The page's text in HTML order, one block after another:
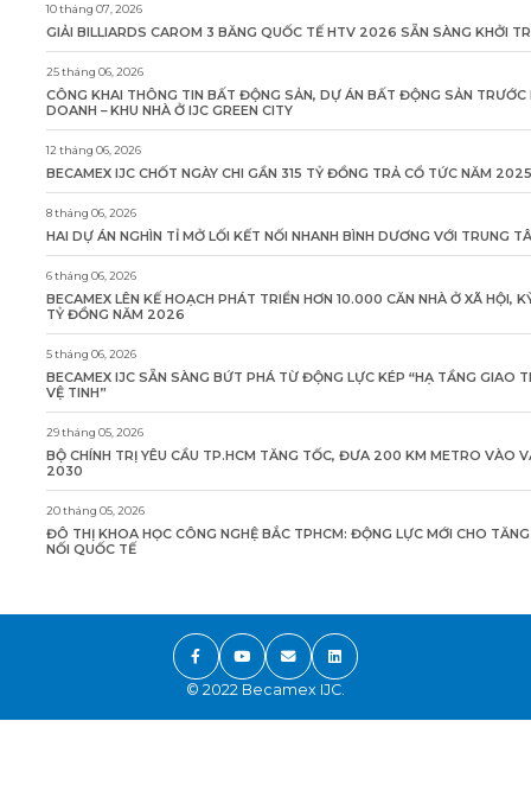
10 tháng 07, 2026
GIẢI BILLIARDS CAROM 3 BĂNG QUỐC TẾ HTV 2026 SẴN SÀNG KHỞI
25 tháng 06, 2026
CÔNG KHAI THÔNG TIN BẤT ĐỘNG SẢN, DỰ ÁN BẤT ĐỘNG SẢN
DOANH – KHU NHÀ Ở IJC GREEN CITY
12 tháng 06, 2026
BECAMEX IJC CHỐT NGÀY CHI GẦN 315 TỶ ĐỒNG TRẢ CỔ TỨC NĂM 2025
8 tháng 06, 2026
HAI DỰ ÁN NGHÌN TỈ MỞ LỐI KẾT NỐI NHANH BÌNH DƯƠNG VỚI TRUNG
6 tháng 06, 2026
BECAMEX LÊN KẾ HOẠCH PHÁT TRIỂN HƠN 10.000 CĂN NHÀ Ở XÃ HỘI,
TỶ ĐỒNG NĂM 2026
5 tháng 06, 2026
BECAMEX IJC SẴN SÀNG BỨT PHÁ TỪ ĐỘNG LỰC KÉP “HẠ TẦNG GIAO
VỆ TINH”
29 tháng 05, 2026
BỘ CHÍNH TRỊ YÊU CẦU TP.HCM TĂNG TỐC, ĐƯA 200 KM METRO VÀO
2030
20 tháng 05, 2026
ĐÔ THỊ KHOA HỌC CÔNG NGHỆ BẮC TPHCM: ĐỘNG LỰC MỚI CHO
NỐI QUỐC TẾ
© 2022 Becamex IJC.